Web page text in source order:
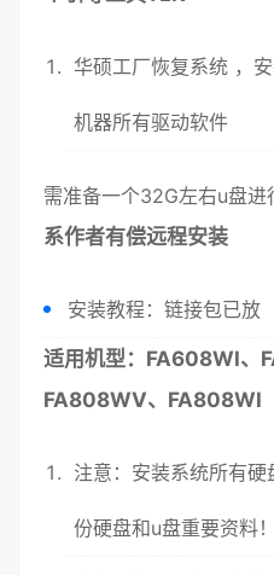
华硕工厂恢复系统 ，
机器所有驱动软件
需准备一个32G左右u盘进
系作者有偿远程安装
安装教程：链接包已放
适用机型：FA608WI、
FA808WV、FA808WI
注意：安装系统所有
份硬盘和u盘重要资料！